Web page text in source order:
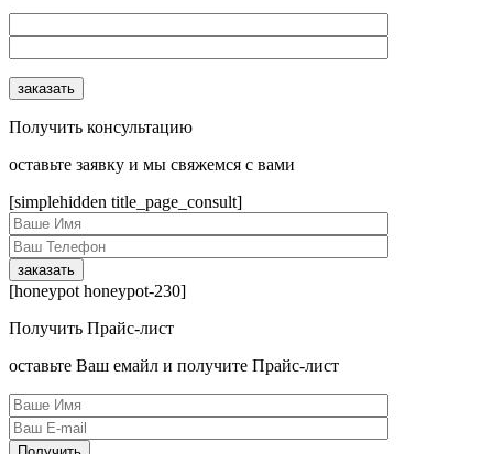
Получить консультацию
оcтавьте заявку и мы свяжемся с вами
[simplehidden title_page_consult]
[honeypot honeypot-230]
Получить Прайс-лист
оcтавьте Ваш емайл и получите Прайс-лист